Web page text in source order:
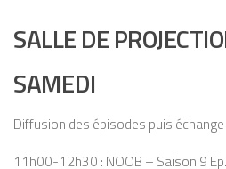
SALLE DE
SAMEDI
Diffusion des épisodes puis
11h00-12h30 : NOOB – Saison 9